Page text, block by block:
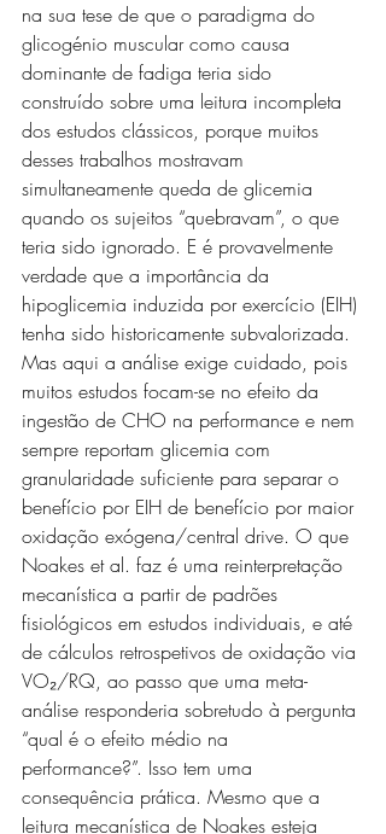
na sua tese de que o paradigma do
glicogénio muscular como causa
dominante de fadiga teria sido
construído sobre uma leitura incompleta
dos estudos clássicos, porque muitos
desses trabalhos mostravam
simultaneamente queda de glicemia
quando os sujeitos “quebravam”, o que
teria sido ignorado. E é provavelmente
verdade que a importância da
hipoglicemia induzida por exercício (EIH)
tenha sido historicamente subvalorizada.
Mas aqui a análise exige cuidado, pois
muitos estudos focam-se no efeito da
ingestão de CHO na performance e nem
sempre reportam glicemia com
granularidade suficiente para separar o
benefício por EIH de benefício por maior
oxidação exógena/central drive. O que
Noakes et al. faz é uma reinterpretação
mecanística a partir de padrões
fisiológicos em estudos individuais, e até
de cálculos retrospetivos de oxidação via
VO₂/RQ, ao passo que uma meta-
análise responderia sobretudo à pergunta
“qual é o efeito médio na
performance?”. Isso tem uma
consequência prática. Mesmo que a
leitura mecanística de Noakes esteja